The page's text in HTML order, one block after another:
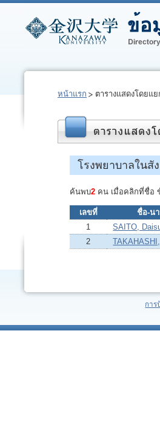
หน้าแรก ตารางแสดงโดยแ
โรงพยาบาลในสั
ค้นพบ2 คน เมื่อคลิกที่ชื่อ
เลขที่ ชื่อ-น
1
SAITO,
2
การ